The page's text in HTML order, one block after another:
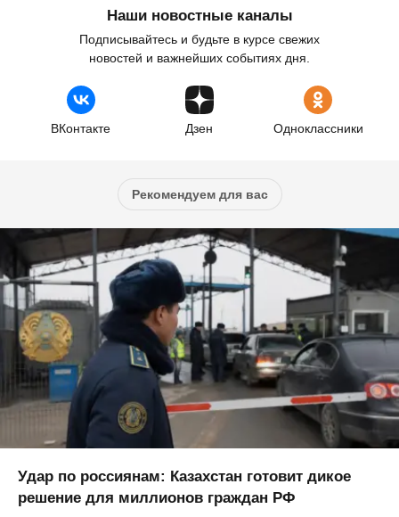
Наши новостные каналы
Подписывайтесь и будьте в курсе свежих
новостей и важнейших событиях дня.
ВКонтакте Дзен Одноклассники
Рекомендуем для вас
Удар по россиянам: Казахстан готовит дикое
решение для миллионов граждан РФ